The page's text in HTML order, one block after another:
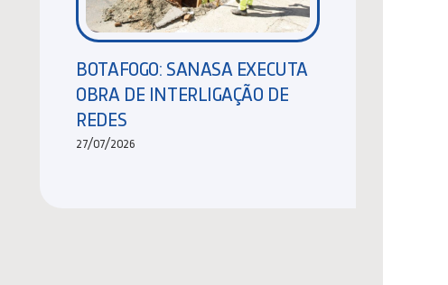
BOTAFOGO: SANASA EXECUTA
OBRA DE INTERLIGAÇÃO DE
REDES
27/07/2026